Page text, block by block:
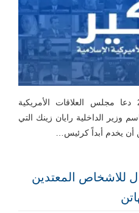
العاصمة ، 26/7/2018 دعا مجلس العلاقات الأمريكية
وزير الداخلية رايان زينك التي
يخدم أبداً كرئيس…
للاشخاص المعتدين